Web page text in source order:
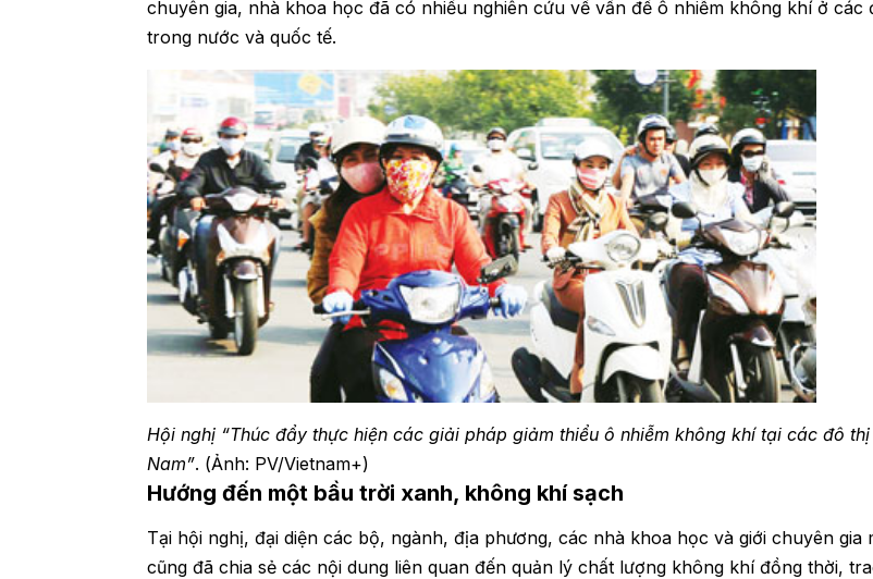
chuyên gia, nhà khoa học đã có nhiều nghiên cứu về vấn đề ô nhiễm không khí ở các
trong nước và quốc tế.
Hội nghị “Thúc đẩy thực hiện các giải pháp giảm thiểu ô nhiễm không khí tại các đô
Nam”. (Ảnh: PV/Vietnam+)
Hướng đến một bầu trời xanh, không khí sạch
Tại hội nghị, đại diện các bộ, ngành, địa phương, các nhà khoa học và giới chuyên gia
cũng đã chia sẻ các nội dung liên quan đến quản lý chất lượng không khí đồng thời,